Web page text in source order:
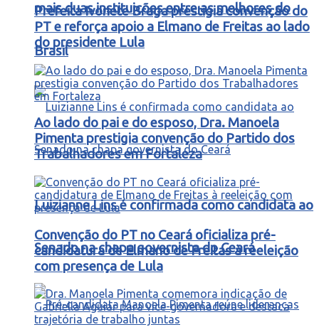
mais duas instituições entre as melhores do
Brasil
Luizianne Lins é confirmada como candidata ao
Senado na chapa governista do Ceará
Prefeita Ivonete Braga prestigia convenção do
PT e reforça apoio a Elmano de Freitas ao lado
do presidente Lula
Ao lado do pai e do esposo, Dra. Manoela
Pimenta prestigia convenção do Partido dos
Trabalhadores em Fortaleza
Convenção do PT no Ceará oficializa pré-
candidatura de Elmano de Freitas à reeleição
com presença de Lula